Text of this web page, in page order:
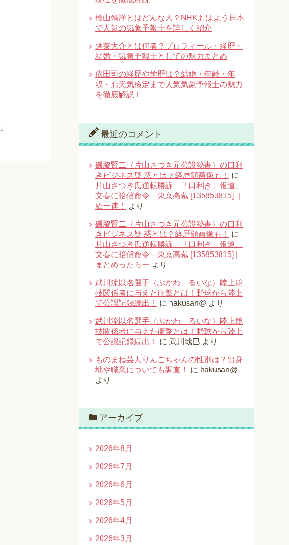
」
檜山靖洋とはどんな人？NHKおはよう日本
で人気の気象予報士を詳しく紹介
蓬莱大介とは何者？プロフィール・経歴・
結婚・気象予報士としての魅力まとめ
依田司の経歴や学歴は？結婚・年齢・年
収・お天気検定まで人気気象予報士の魅力
を徹底解説！
最近のコメント
磯脇賢二（片山さつき元公設秘書）の口利
きビジネス疑 惑とは？経歴顔画像も！
に
片山さつき氏逆転勝訴 「口利き」報道、
文春に賠償命令―東京高裁 [135853815] ｜
ぬー速！
より
磯脇賢二（片山さつき元公設秘書）の口利
きビジネス疑 惑とは？経歴顔画像も！
に
片山さつき氏逆転勝訴 「口利き」報道、
文春に賠償命令―東京高裁 [135853815] |
まとめったらー より
武川流以名選手（ぶかわ るいな）陸上競
技関係者に与えた衝撃とは！野球から陸上
で公認記録続出！
に hakusan@ より
武川流以名選手（ぶかわ るいな）陸上競
技関係者に与えた衝撃とは！野球から陸上
で公認記録続出！
に 武川哉巳 より
ものまね芸人りんごちゃんの性別は？出身
地や職業についても調査！
に hakusan@
より
アーカイブ
2026年8月
2026年7月
2026年6月
2026年5月
2026年4月
2026年3月